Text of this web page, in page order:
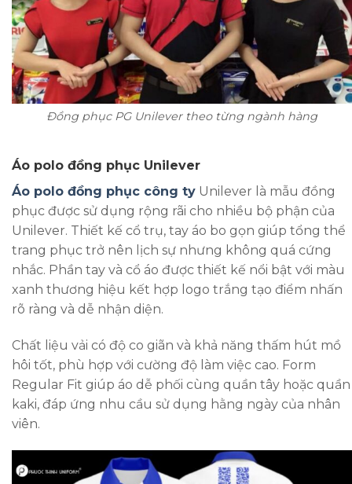
Đồng phục PG Unilever theo từng ngành hàng
Áo polo đồng phục Unilever
Áo polo đồng phục công ty Unilever là mẫu đồng
phục được sử dụng rộng rãi cho nhiều bộ phận của
Unilever. Thiết kế cổ trụ, tay áo bo gọn giúp tổng thể
trang phục trở nên lịch sự nhưng không quá cứng
nhắc. Phần tay và cổ áo được thiết kế nổi bật với màu
xanh thương hiệu kết hợp logo trắng tạo điểm nhấn
rõ ràng và dễ nhận diện.
Chất liệu vải có độ co giãn và khả năng thấm hút mồ
hôi tốt, phù hợp với cường độ làm việc cao. Form
Regular Fit giúp áo dễ phối cùng quần tây hoặc quần
kaki, đáp ứng nhu cầu sử dụng hằng ngày của nhân
viên.